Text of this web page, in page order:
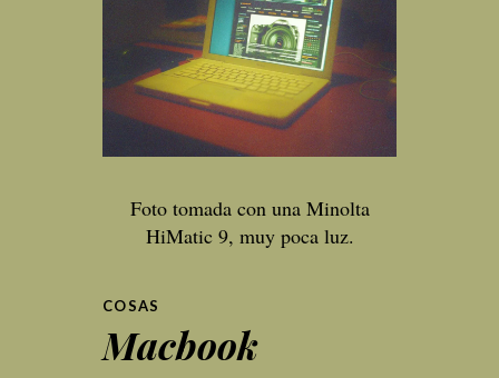
Foto tomada con una Minolta
HiMatic 9, muy poca luz.
COSAS
Macbook